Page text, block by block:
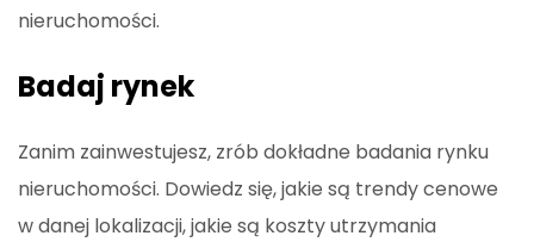
nieruchomości.
Badaj rynek
Zanim zainwestujesz, zrób dokładne badania rynku
nieruchomości. Dowiedz się, jakie są trendy cenowe
w danej lokalizacji, jakie są koszty utrzymania